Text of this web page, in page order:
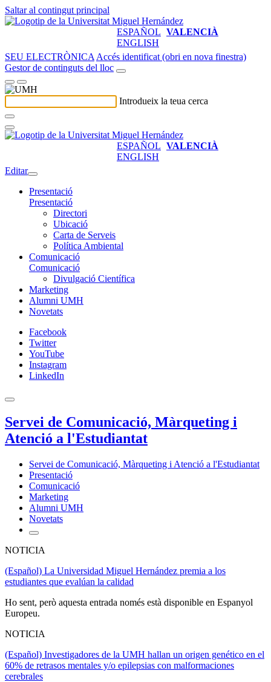
Saltar al contingut principal
ESPAÑOL VALENCIÀ
ENGLISH
SEU ELECTRÒNICA Accés identificat (obri en nova finestra)
Gestor de continguts del lloc
Introdueix la teua cerca
ESPAÑOL VALENCIÀ
ENGLISH
Editar
Presentació
Presentació
Directori
Ubicació
Carta de Serveis
Política Ambiental
Comunicació
Comunicació
Divulgació Científica
Marketing
Alumni UMH
Novetats
Facebook
Twitter
YouTube
Instagram
LinkedIn
Servei de Comunicació, Màrqueting i
Atenció a l'Estudiantat
Servei de Comunicació, Màrqueting i Atenció a l'Estudiantat
Presentació
Comunicació
Marketing
Alumni UMH
Novetats
NOTICIA
(Español) La Universidad Miguel Hernández premia a los
estudiantes que evalúan la calidad
Ho sent, però aquesta entrada només està disponible en Espanyol
Europeu.
NOTICIA
(Español) Investigadores de la UMH hallan un origen genético en el
60% de retrasos mentales y/o epilepsias con malformaciones
cerebrales